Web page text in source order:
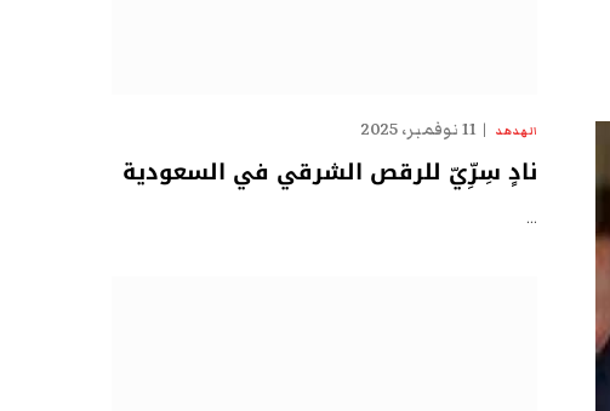
الهدهد 11 نوفمبر، 2025
نادٍ سِرِّيّ للرقص الشرقي في السعودية
…